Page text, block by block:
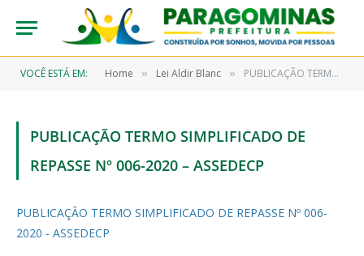
VOCÊ ESTÁ EM: Home » Lei Aldir Blanc » PUBLICAÇÃO TERMO SIMPLIFICADO DE REPASSE Nº 006-2020 – ASSEDECP
PUBLICAÇÃO TERMO SIMPLIFICADO DE
REPASSE Nº 006-2020 – ASSEDECP
PUBLICAÇÃO TERMO SIMPLIFICADO DE REPASSE Nº 006-
2020 - ASSEDECP